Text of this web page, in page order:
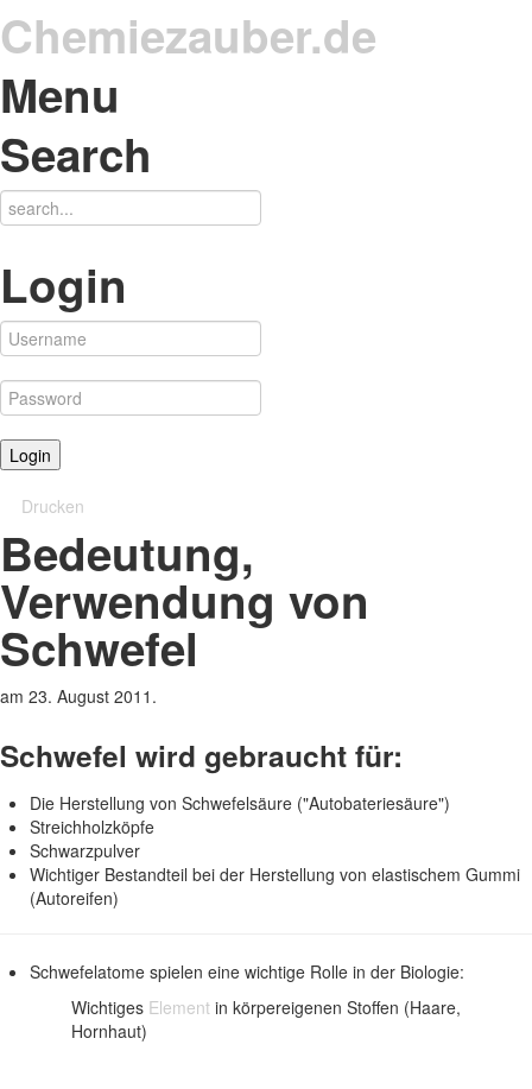
Chemiezauber.de
Menu
Search
Login
Drucken
Bedeutung,
Verwendung von
Schwefel
am 23. August 2011 .
Schwefel wird gebraucht für:
Die Herstellung von Schwefelsäure ("Autobateriesäure")
Streichholzköpfe
Schwarzpulver
Wichtiger Bestandteil bei der Herstellung von elastischem Gummi
(Autoreifen)
Schwefelatome spielen eine wichtige Rolle in der Biologie:
Wichtiges Element in körpereigenen Stoffen (Haare,
Hornhaut)